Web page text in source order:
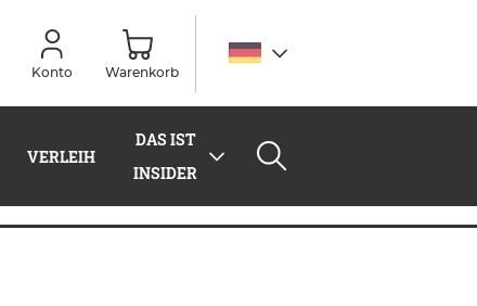
Konto Warenkorb
VERLEIH
DAS IST
INSIDER